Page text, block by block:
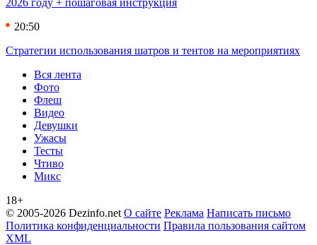
20:50
Стратегии использования шатров и тентов на мероприятиях
Вся лента
Фото
Флеш
Видео
Девушки
Ужасы
Тесты
Чтиво
Микс
18+
© 2005-2026 Dezinfo.net О сайте Реклама Написать письмо
Политика конфиденциальности Правила пользования сайтом
XML